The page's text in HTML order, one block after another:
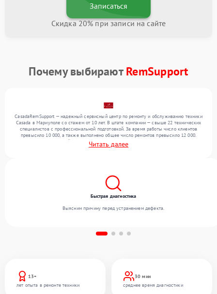
Записаться
Скидка 20% при записи на сайте
Почему выбираютRemSupport
CasadaRemSupport — надежный сервисный центр по ремонту и обслуживанию техники
Casada в Мариуполе со стажем от 10 лет. В штате компании — свыше 22 технических
специалистов с профессиональной подготовкой. За время работы число клиентов
превысило 10 000, а также выполнено общее число ремонтов превысило 12 000.
Ежемесячно в сервисный центр поступает свыше 300 единиц техники, включая , , . Мы
беремся за задачи любой сложности и гарантируем высокое качество обслуживания
Читать далее
13+
лет опыта в ремонте техники
30 мин
среднее время диагностики
Быстрая диагностика
Выясним причину перед устранением дефекта.